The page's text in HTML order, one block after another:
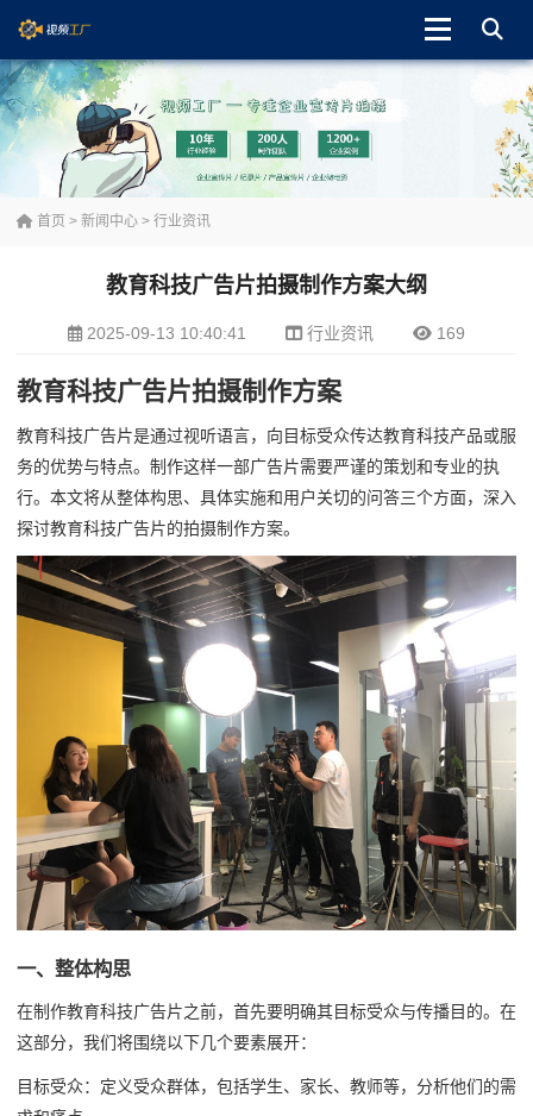
首页 > 新闻中心 > 行业资讯
教育科技广告片拍摄制作方案大纲
2025-09-13 10:40:41 行业资讯 169
教育科技广告片拍摄制作方案
教育科技广告片是通过视听语言，向目标受众传达教育科技产品或服
务的优势与特点。制作这样一部广告片需要严谨的策划和专业的执
行。本文将从整体构思、具体实施和用户关切的问答三个方面，深入
探讨教育科技广告片的拍摄制作方案。
一、整体构思
在制作教育科技广告片之前，首先要明确其目标受众与传播目的。在
这部分，我们将围绕以下几个要素展开：
目标受众：定义受众群体，包括学生、家长、教师等，分析他们的需